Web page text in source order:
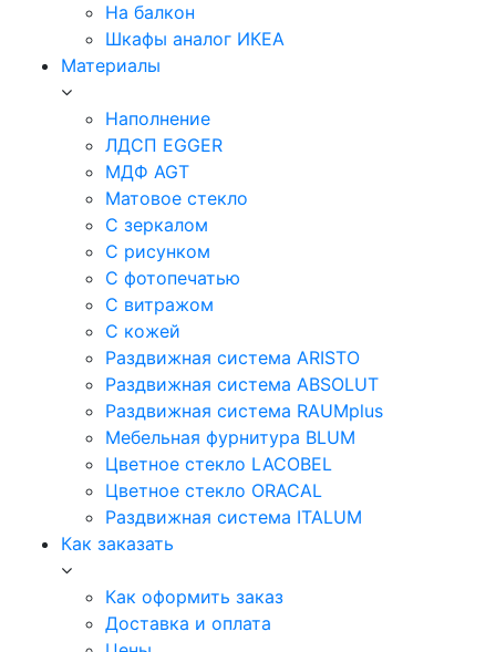
На балкон
Шкафы аналог ИКЕА
Материалы
Наполнение
ЛДСП EGGER
МДФ AGT
Матовое стекло
С зеркалом
С рисунком
С фотопечатью
С витражом
С кожей
Раздвижная система ARISTO
Раздвижная система ABSOLUT
Раздвижная система RAUMplus
Мебельная фурнитура BLUM
Цветное стекло LACOBEL
Цветное стекло ORACAL
Раздвижная система ITALUM
Как заказать
Как оформить заказ
Доставка и оплата